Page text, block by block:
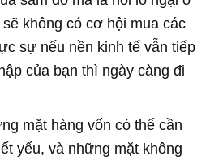
không có cơ hội mua các
sự nếu nền kinh tế vẫn tiếp
của bạn thì ngày càng đi
mặt hàng vốn có thể cần
yếu, và những mặt không